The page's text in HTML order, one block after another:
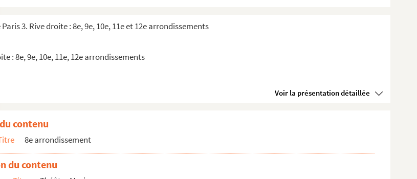
3. Rive droite : 8e, 9e, 10e, 11e et 12e arrondissements
: 8e, 9e, 10e, 11e, 12e arrondissements
Voir la présentation détaillée
contenu
8e arrondissement
du contenu